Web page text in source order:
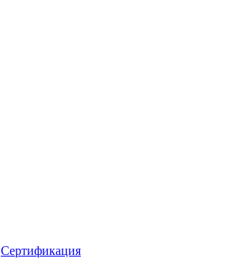
Сертификация